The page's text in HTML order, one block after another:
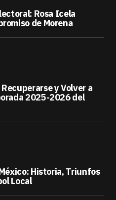
Rosa Icela
de Morena
y Volver a
2025-2026 del
Historia, Triunfos
Local